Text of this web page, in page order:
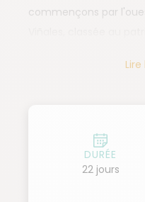
commençons par
paysages de la Chine
étape dans la Baie
Cienfuegos et
historiques
En passant par Sancti
DURÉE
22 jours